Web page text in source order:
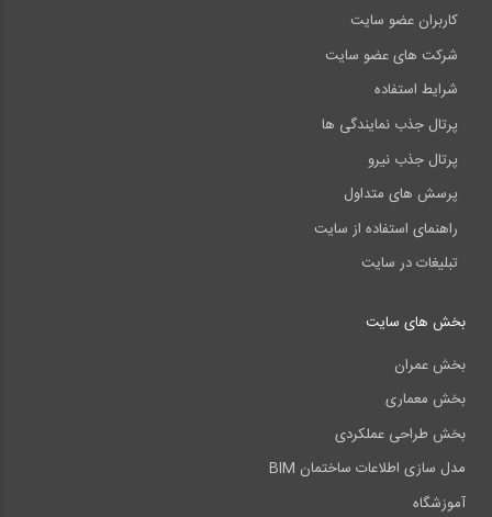
کاربران عضو سایت
شرکت های عضو سایت
شرایط استفاده
پرتال جذب نمایندگی ها
پرتال جذب نیرو
پرسش های متداول
راهنمای استفاده از سایت
تبلیغات در سایت
بخش های سایت
بخش عمران
بخش معماری
بخش طراحی عملکردی
مدل سازی اطلاعات ساختمان BIM
آموزشگاه